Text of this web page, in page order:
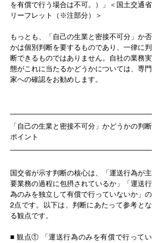
を有償で行う場合は不可。）」＜国土交通省
リーフレット（※注部分）＞
もっとも、「自己の生業と密接不可分」か否
かは個別判断を要するものであり、一律に判
断できるものではありません。自社の業務実
態がこれに当たるかどうかについては、専門
家への確認をお勧めします。
「自己の生業と密接不可分」かどうかの判断
ポイント
国交省が示す判断の核心は、「運送行為が主
要業務の過程に包摂されているか」「運送行
為のみを独立して有償で行っていないか」の
2点です。以下は、判断にあたって参考とな
る観点です。
■ 観点① 「運送行為のみを有償で行ってい